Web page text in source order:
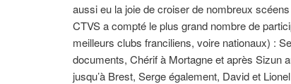
aussi eu la joie de croiser de nombreux
CTVS a compté le plus grand nombre de
meilleurs clubs franciliens, voire nationaux) :
documents, Chérif à Mortagne et après Sizun
jusqu’à Brest, Serge également, David et